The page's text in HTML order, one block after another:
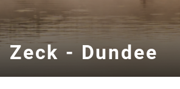
Zeck - Dundee